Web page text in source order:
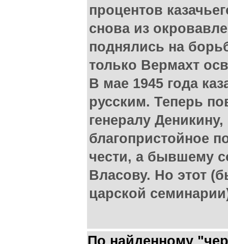
процентов
снова из
поднялись на
только Вермахт
В мае 1945 года
русским. Теперь
генералу
благопристойное
чести, а бывшему
Власову. Но этот
царской
По найденному